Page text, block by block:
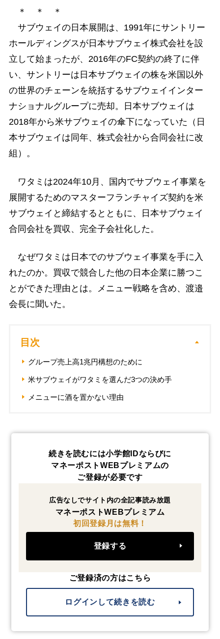
＊ ＊ ＊
サブウェイの日本展開は、1991年にサントリー
ホールディングスが日本サブウェイ株式会社を設
立して始まったが、2016年のFC契約の終了に伴
い、サントリーは日本サブウェイの株を米国以外
の世界のチェーンを統括するサブウェイインター
ナショナルグループに売却。日本サブウェイは
2018年から米サブウェイの傘下になっていた（日
本サブウェイは同年、株式会社から合同会社に改
組）。
ワタミは2024年10月、国内でサブウェイ事業を
展開するためのマスターフランチャイズ契約を米
サブウェイと締結するとともに、日本サブウェイ
合同会社を買収、完全子会社化した。
なぜワタミは日本でのサブウェイ事業を手に入
れたのか。買収で競合した他の日本企業に勝つこ
とができた理由とは。メニュー戦略を含め、渡邉
会長に聞いた。
目次
グループ売上高1兆円構想のために
米サブウェイがワタミを選んだ3つの決め手
メニューに酒を置かない理由
続きを読むには小学館IDならびに
マネーポストWEBプレミアムの
ご登録が必要です
広告なしでサイト内の全記事読み放題
マネーポストWEBプレミアム
初回登録月は無料！
登録する
ご登録済の方はこちら
ログインして続きを読む